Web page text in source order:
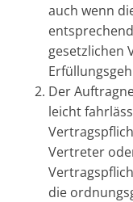
auch wenn
gesetzlichen
Der
leicht
Vertreter
die